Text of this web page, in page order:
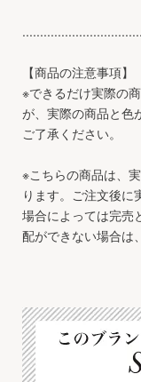
【商品の注意事項】
※できるだけ実際の
が、実際の商品と色
ご了承ください。
※こちらの商品は、
ります。ご注文後に
場合によっては完売
配ができない場合は